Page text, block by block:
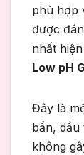
phù hợp
được
nhất
Low pH
Đây là
bẩn, dầu
không